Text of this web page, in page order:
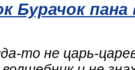
Бурачок пана
то не царь-